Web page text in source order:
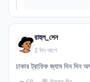
রাহুল_সেন
2 দিন আগে
ঢাকার ট্রাফিক জ্যাম দিন দিন